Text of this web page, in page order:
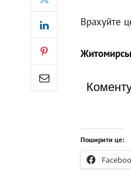
Врахуйте
Поширити це: